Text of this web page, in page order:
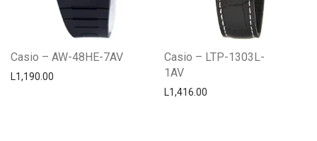
Casio – AW-48HE-7AV
L1,190.00
Casio – LTP-1303L-
1AV
L1,416.00